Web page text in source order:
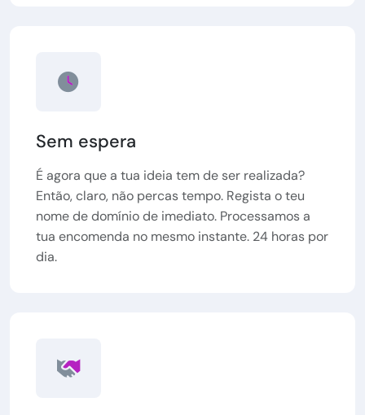
Sem espera
É agora que a tua ideia tem de ser realizada?
Então, claro, não percas tempo. Regista o teu
nome de domínio de imediato. Processamos a
tua encomenda no mesmo instante. 24 horas por
dia.